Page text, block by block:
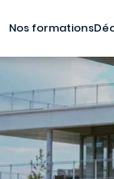
Nos formations